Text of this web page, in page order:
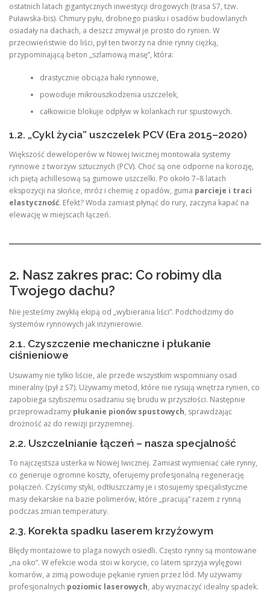
ostatnich latach gigantycznych inwestycji drogowych (trasa S7, tzw.
Puławska-bis). Chmury pyłu, drobnego piasku i osadów budowlanych
osiadały na dachach, a deszcz zmywał je prosto do rynien. W
przeciwieństwie do liści, pył ten tworzy na dnie rynny ciężką,
przypominającą beton „szlamową masę”, która:
drastycznie obciąża haki rynnowe,
powoduje mikrouszkodzenia uszczelek,
całkowicie blokuje odpływ w kolankach rur spustowych.
1.2. „Cykl życia” uszczelek PCV (Era 2015–2020)
Większość deweloperów w Nowej Iwicznej montowała systemy
rynnowe z tworzyw sztucznych (PCV). Choć są one odporne na korozję,
ich piętą achillesową są gumowe uszczelki. Po około 7–8 latach
ekspozycji na słońce, mróz i chemię z opadów, guma parcieje i traci
elastyczność. Efekt? Woda zamiast płynąć do rury, zaczyna kapać na
elewację w miejscach łączeń.
2. Nasz zakres prac: Co robimy dla
Twojego dachu?
Nie jesteśmy zwykłą ekipą od „wybierania liści”. Podchodzimy do
systemów rynnowych jak inżynierowie.
2.1. Czyszczenie mechaniczne i płukanie
ciśnieniowe
Usuwamy nie tylko liście, ale przede wszystkim wspomniany osad
mineralny (pył z S7). Używamy metod, które nie rysują wnętrza rynien, co
zapobiega szybszemu osadzaniu się brudu w przyszłości. Następnie
przeprowadzamy płukanie pionów spustowych, sprawdzając
drożność aż do rewizji przyziemnej.
2.2. Uszczelnianie łączeń – nasza specjalność
To najczęstsza usterka w Nowej Iwicznej. Zamiast wymieniać całe rynny,
co generuje ogromne koszty, oferujemy profesjonalną regenerację
połączeń. Czyścimy styki, odtłuszczamy je i stosujemy specjalistyczne
masy dekarskie na bazie polimerów, które „pracują” razem z rynną
podczas zmian temperatury.
2.3. Korekta spadku laserem krzyżowym
Błędy montażowe to plaga nowych osiedli. Często rynny są montowane
„na oko”. W efekcie woda stoi w korycie, co latem sprzyja wylęgowi
komarów, a zimą powoduje pękanie rynien przez lód. My używamy
profesjonalnych poziomic laserowych, aby wyznaczyć idealny spadek.